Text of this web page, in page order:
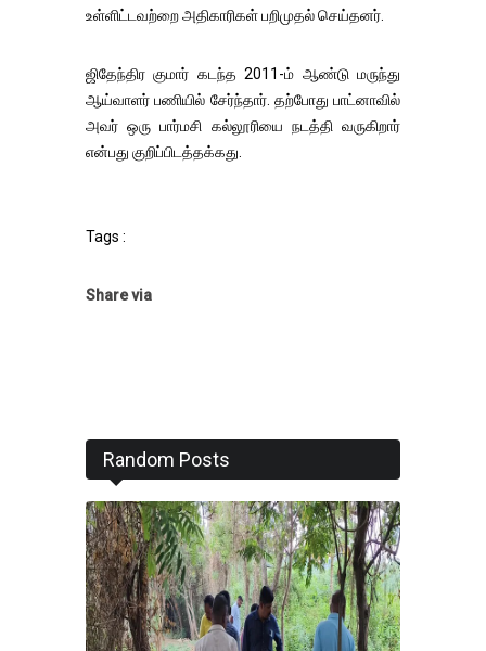
உள்ளிட்டவற்றை அதிகாரிகள் பறிமுதல் செய்தனர்.
ஜிதேந்திர குமார் கடந்த 2011-ம் ஆண்டு மருந்து
ஆய்வாளர் பணியில் சேர்ந்தார். தற்போது பாட்னாவில்
அவர் ஒரு பார்மசி கல்லூரியை நடத்தி வருகிறார்
என்பது குறிப்பிடத்தக்கது.
Tags :
Share via
Random Posts